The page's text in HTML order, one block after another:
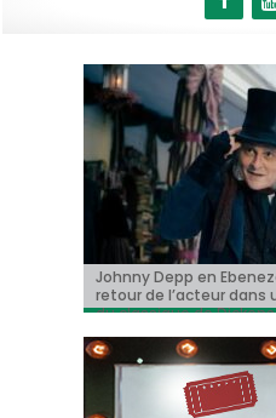
BRIFF Express: Tom
« Ceci n’est pas un film
Johnny Depp en
retour de l’acteur dans
du classique de
BRIFF 2026: la
« Coyote vs. Acme »,
Hollywood a enfin une
Capsule #147: « Notre
Marre